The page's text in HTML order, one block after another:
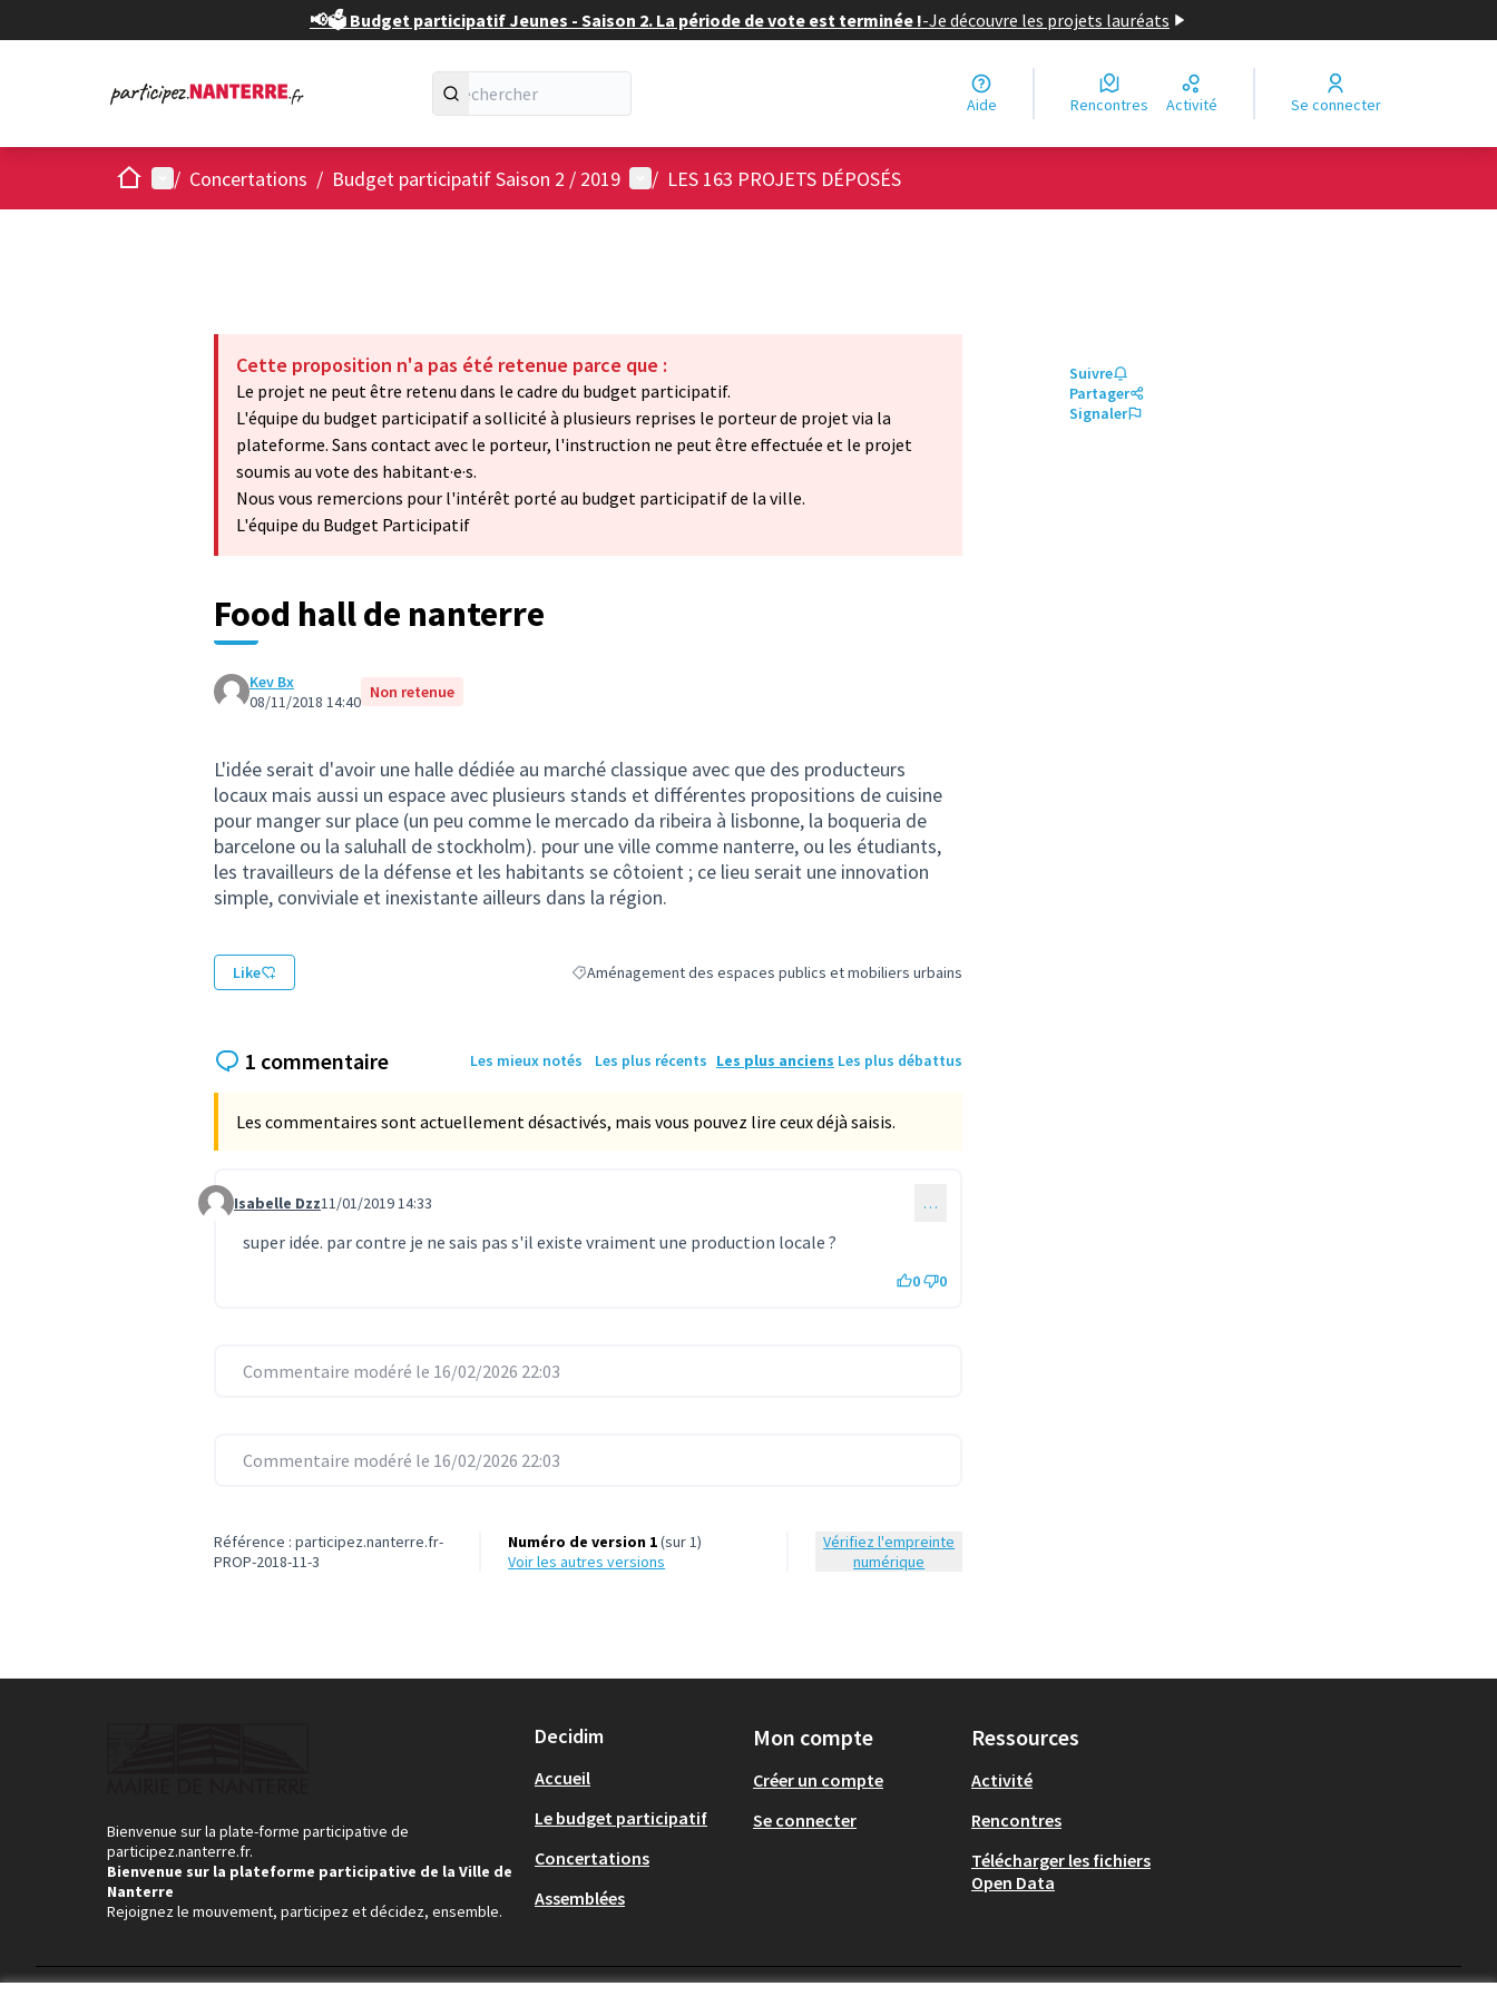
📢🗳️ Budget participatif Jeunes - Saison 2. La période de vote est terminée !-Je découvre les projets lauréats
Aide Rencontres Activité Se connecter
AccueilMenu principal
/ Concertations / Budget participatif Saison 2 / 2019 Menu utilisateur
/ LES 163 PROJETS DÉPOSÉS
Cette proposition n'a pas été retenue parce que :
Le projet ne peut être retenu dans le cadre du budget participatif.
L'équipe du budget participatif a sollicité à plusieurs reprises le porteur de projet via la
plateforme. Sans contact avec le porteur, l'instruction ne peut être effectuée et le projet
soumis au vote des habitant·e·s.
Nous vous remercions pour l'intérêt porté au budget participatif de la ville.
L'équipe du Budget Participatif
Food hall de nanterre
Kev Bx
08/11/2018 14:40 Non retenue
L'idée serait d'avoir une halle dédiée au marché classique avec que des producteurs
locaux mais aussi un espace avec plusieurs stands et différentes propositions de cuisine
pour manger sur place (un peu comme le mercado da ribeira à lisbonne, la boqueria de
barcelone ou la saluhall de stockholm). pour une ville comme nanterre, ou les étudiants,
les travailleurs de la défense et les habitants se côtoient ; ce lieu serait une innovation
simple, conviviale et inexistante ailleurs dans la région.
Like Filtrer les résultats de la catégorie : Aménagement des espaces publics et mobiliers urbains
Aménagement des espaces publics et mobiliers urbains
Suivre
Partager
Signaler
1 commentaire Les mieux notés Les plus récents Les plus anciens Les plus débattus
Les commentaires sont actuellement désactivés, mais vous pouvez lire ceux déjà saisis.
Commentaire 34
Isabelle Dzz11/01/2019 14:33 …
super idée. par contre je ne sais pas s'il existe vraiment une production locale ?
0 0
Commentaire modéré le 16/02/2026 22:03
Commentaire modéré le 16/02/2026 22:03
Référence : participez.nanterre.fr-
PROP-2018-11-3
Numéro de version 1(sur 1)
voir les autres versions
Vérifiez l'empreinte
numérique
Bienvenue sur la plate-forme participative de
participez.nanterre.fr.
Bienvenue sur la plateforme participative de la Ville de
Nanterre
Rejoignez le mouvement, participez et décidez, ensemble.
Decidim
Accueil
Le budget participatif
Concertations
Assemblées
Mon compte
Créer un compte
Se connecter
Ressources
Activité
Rencontres
Télécharger les fichiers
Open Data